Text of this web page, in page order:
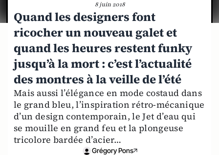
8 juin 2018
Quand les designers font
ricocher un nouveau galet et
quand les heures restent funky
jusqu’à la mort : c’est l’actualité
des montres à la veille de l’été
Mais aussi l’élégance en mode costaud dans
le grand bleu, l’inspiration rétro-mécanique
d’un design contemporain, le Jet d’eau qui
se mouille en grand feu et la plongeuse
tricolore bardée d’acier…
Grégory Pons